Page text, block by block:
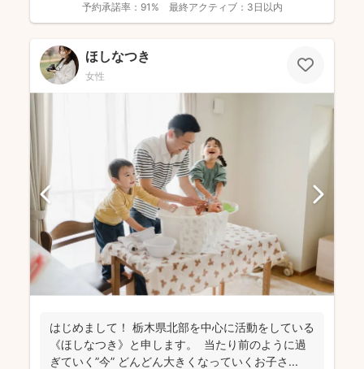
予約承諾率： 91% 最終アクティブ： 3日以内
ほしなつき
女性
はじめまして！ 栃木県北部を中心に活動をしている
《ほしなつき》と申します。 当たり前のように過
ぎていく”今” どんどん大きくなっていくお子さ...